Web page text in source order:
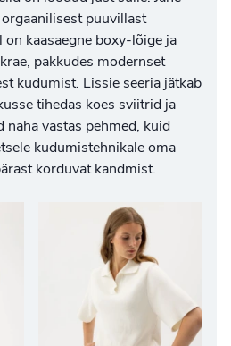
puuvillast
kaasaegne boxy-lõige ja
pakkudes modernset
kudumist. Lissie seeria jätkab
tihedas koes sviitrid ja
naha vastas pehmed, kuid
kudumistehnikale oma
korduvat kandmist.